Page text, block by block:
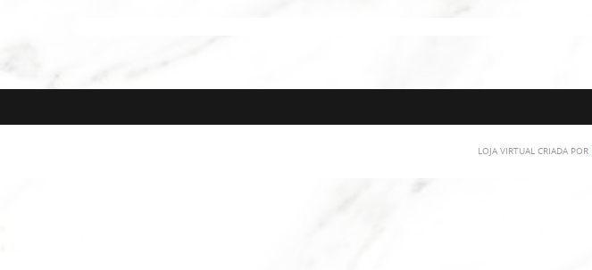
LOJA VIRTUAL CRIADA POR